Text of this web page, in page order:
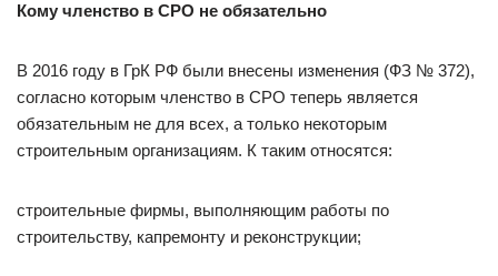
Кому членство в СРО не обязательно
В 2016 году в ГрК РФ были внесены изменения (ФЗ № 372),
согласно которым членство в СРО теперь является
обязательным не для всех, а только некоторым
строительным организациям. К таким относятся:
строительные фирмы, выполняющим работы по
строительству, капремонту и реконструкции;